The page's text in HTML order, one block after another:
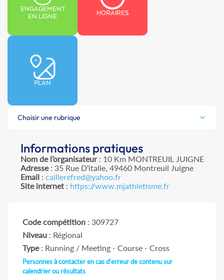
ENGAGEMENT
EN LIGNE
HORAIRES
PLAN
Choisir une rubrique
Informations pratiques
Nom de l’organisateur: 10 Km MONTREUIL JUIGNE
Adresse: 35 Rue D'italie, 49460 Montreuil Juigne
Email: caillerefred@yahoo.fr
Site internet: https://www.mjathletisme.fr
Code compétition : 309727
Niveau : Régional
Type: Running / Meeting - Course - Cross
Personnes à contacter en cas d'erreur de contenu sur
calendrier ou résultats